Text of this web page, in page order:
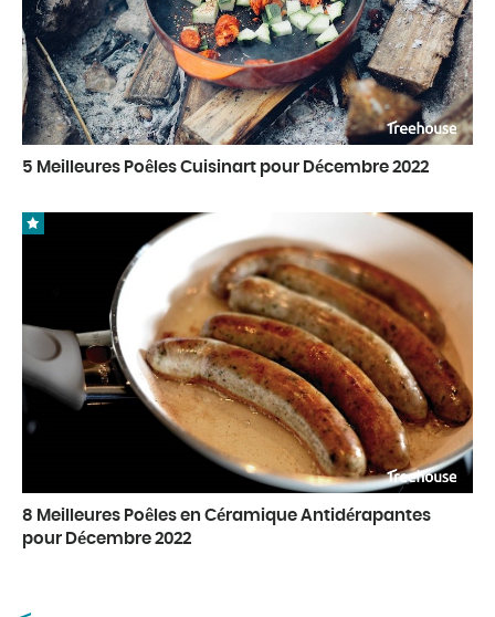
5 Meilleures Poêles Cuisinart pour Décembre 2022
8 Meilleures Poêles en Céramique Antidérapantes
pour Décembre 2022